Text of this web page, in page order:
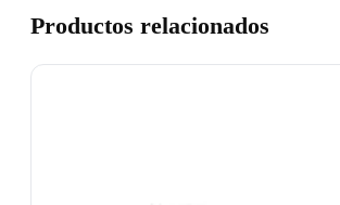
Productos relacionados